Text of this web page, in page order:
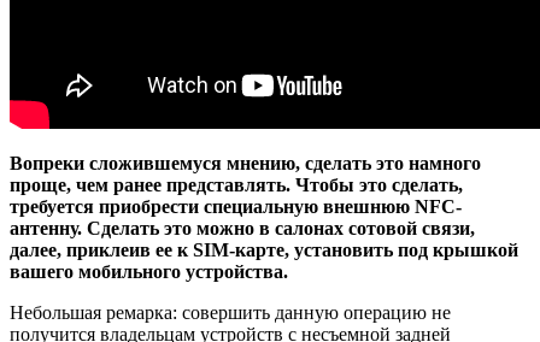
Вопреки сложившемуся мнению, сделать это намного
проще, чем ранее представлять. Чтобы это сделать,
требуется приобрести специальную внешнюю NFC-
антенну. Сделать это можно в салонах сотовой связи,
далее, приклеив ее к SIM-карте, установить под крышкой
вашего мобильного устройства.
Небольшая ремарка: совершить данную операцию не
получится владельцам устройств с несъемной задней